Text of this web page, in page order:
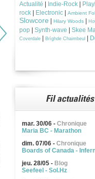
Actualité Indie-Rock
rock
Electronic Ambient
Slowcore Hilary Woods
pop
Synth-wave Skee
Coverdale
Brìghde Chaimbeul
mar. 30/06 - Chronique
Maria BC - Marathon
dim. 07/06 - Chronique
Boards of Canada -
jeu. 28/05 - Blog
Seefeel - Sol.Hz